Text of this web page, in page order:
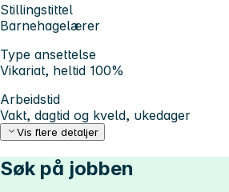
Stillingstittel
Barnehagelærer
Type ansettelse
Vikariat, heltid 100%
Arbeidstid
Vakt, dagtid og kveld, ukedager
Vis flere detaljer
Søk på jobben